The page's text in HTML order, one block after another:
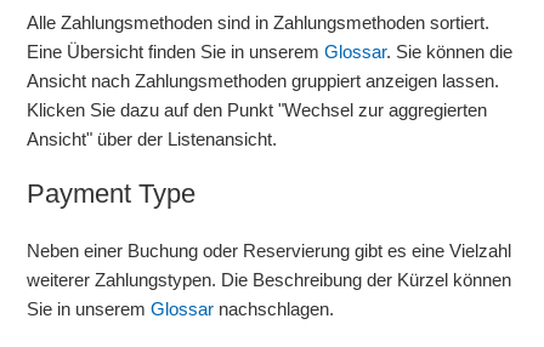
Alle Zahlungsmethoden sind in Zahlungsmethoden sortiert.
Eine Übersicht finden Sie in unseremGlossar. Sie können die
Ansicht nach Zahlungsmethoden gruppiert anzeigen lassen.
Klicken Sie dazu auf den Punkt "Wechsel zur aggregierten
Ansicht" über der Listenansicht.
Payment Type
Neben einer Buchung oder Reservierung gibt es eine Vielzahl
weiterer Zahlungstypen. Die Beschreibung der Kürzel können
Sie in unseremGlossar nachschlagen.